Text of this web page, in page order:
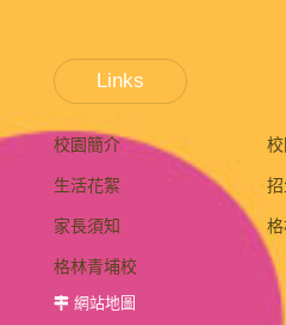
Links
校園簡介
生活花絮
家長須知
格林青埔校
網站地圖